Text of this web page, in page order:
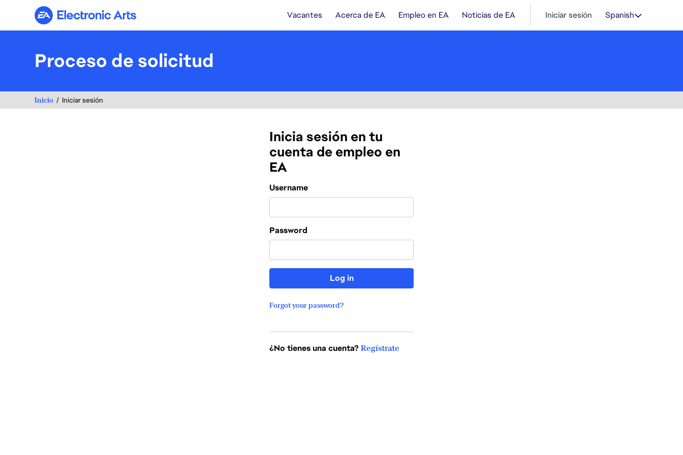
Electronic Arts Vacantes Acerca de EA Empleo en EA Noticias de EA Iniciar sesión Spanish
Proceso de solicitud
Inicio Iniciar sesión
Inicia sesión en tu
cuenta de empleo en
EA
Login
Username
Password
Log in
Forgot your password?
¿No tienes una cuenta? Regístrate